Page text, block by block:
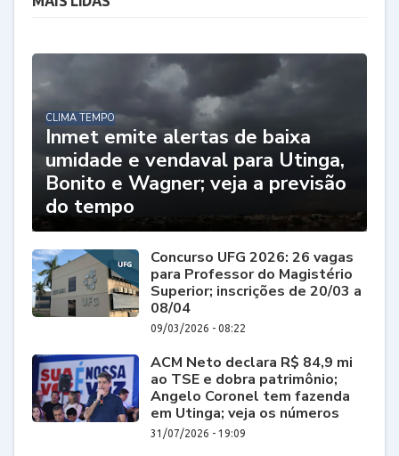
CLIMA TEMPO
Inmet emite alertas de baixa
umidade e vendaval para Utinga,
Bonito e Wagner; veja a previsão
do tempo
Concurso UFG 2026: 26 vagas
para Professor do Magistério
Superior; inscrições de 20/03 a
08/04
09/03/2026 - 08:22
ACM Neto declara R$ 84,9 mi
ao TSE e dobra patrimônio;
Angelo Coronel tem fazenda
em Utinga; veja os números
31/07/2026 - 19:09